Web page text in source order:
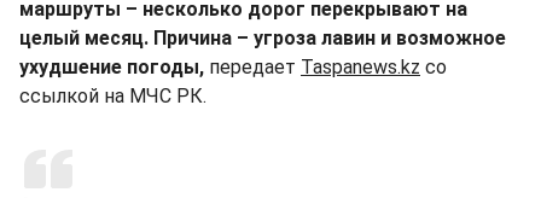
маршруты – несколько дорог перекрывают на
целый месяц. Причина – угроза лавин и возможное
ухудшение погоды, передает Taspanews.kz со
ссылкой на МЧС РК.